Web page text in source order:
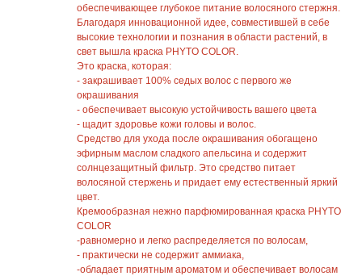
обеспечивающее глубокое питание волосяного стержня.
Благодаря инновационной идее, совместившей в себе
высокие технологии и познания в области растений, в
свет вышла краска PHYTO COLOR.
Это краска, которая:
- закрашивает 100% седых волос с первого же
окрашивания
- обеспечивает высокую устойчивость вашего цвета
- щадит здоровье кожи головы и волос.
Средство для ухода после окрашивания обогащено
эфирным маслом сладкого апельсина и содержит
солнцезащитный фильтр. Это средство питает
волосяной стержень и придает ему естественный яркий
цвет.
Кремообразная нежно парфюмированная краска PHYTO
COLOR
-равномерно и легко распределяется по волосам,
- практически не содержит аммиака,
-обладает приятным ароматом и обеспечивает волосам